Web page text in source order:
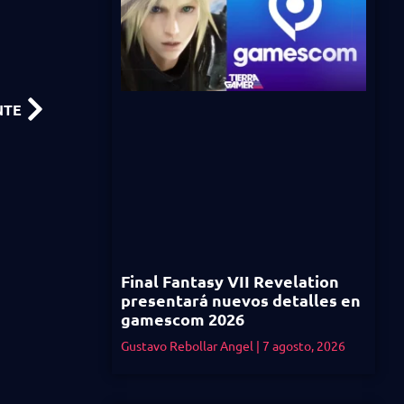
Final Fantasy VII Revelation
presentará nuevos detalles en
gamescom 2026
Gustavo Rebollar Angel 7 agosto, 2026